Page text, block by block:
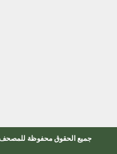
جميع الحقوق محفوظة للمصحف